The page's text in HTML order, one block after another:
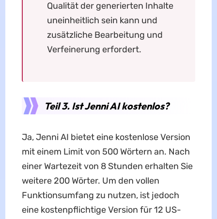
Qualität der generierten Inhalte
uneinheitlich sein kann und
zusätzliche Bearbeitung und
Verfeinerung erfordert.
Teil 3. Ist Jenni AI kostenlos?
Ja, Jenni AI bietet eine kostenlose Version
mit einem Limit von 500 Wörtern an. Nach
einer Wartezeit von 8 Stunden erhalten Sie
weitere 200 Wörter. Um den vollen
Funktionsumfang zu nutzen, ist jedoch
eine kostenpflichtige Version für 12 US-